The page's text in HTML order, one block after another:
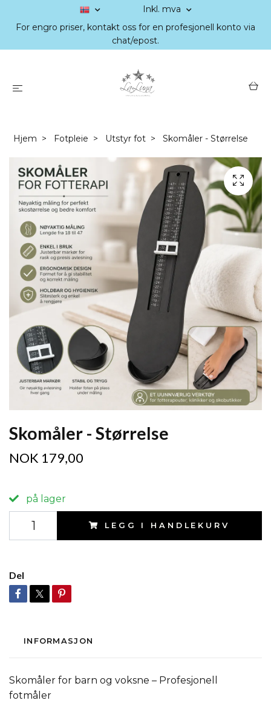
Inkl. mva
For engro priser, kontakt oss for en profesjonell konto via
chat/epost.
Hjem Fotpleie Utstyr fot Skomåler - Størrelse
Skomåler - Størrelse
NOK 179,00
på lager
LEGG I HANDLEKURV
Del
INFORMASJON
Skomåler for barn og voksne – Profesjonell
fotmåler